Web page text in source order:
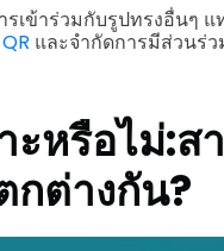
รเข้าร่วมกับรูปทรงอื่นๆ
และจำกัดการมีส่วนร่
ะหรือไม่:ส
กต่างกัน?